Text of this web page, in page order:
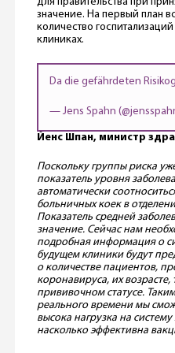
значение. На первый план
количество
клиниках.
Da die gefährdeten
— Jens Spahn
Йенс Шпан, министр
Поскольку группы риска
показатель уровня
автоматически
больничных коек в
Показатель средней
значение. Сейчас нам
подробная информация о
будущем клиники будут
о количестве пациентов,
коронавируса, их возрасте,
прививочном статусе.
реального времени мы
высока нагрузка на
насколько эффективна